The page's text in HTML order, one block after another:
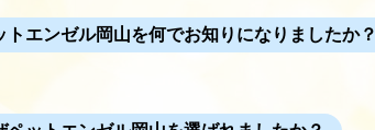
トエンゼル岡山を何でお知りになりましたか？